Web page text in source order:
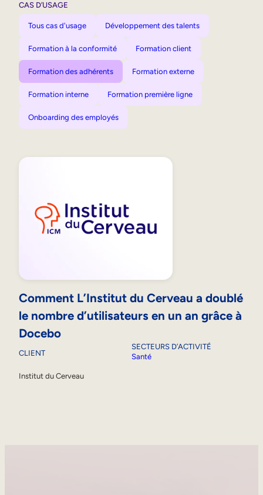
CAS D’USAGE
Tous cas d'usage Développement des talents
Formation à la conformité Formation client
Formation des adhérents Formation externe
Formation interne Formation première ligne
Onboarding des employés
Comment L’Institut du Cerveau a doublé
le nombre d’utilisateurs en un an grâce à
Docebo
CLIENT
Institut du Cerveau
SECTEURS D’ACTIVITÉ
Santé